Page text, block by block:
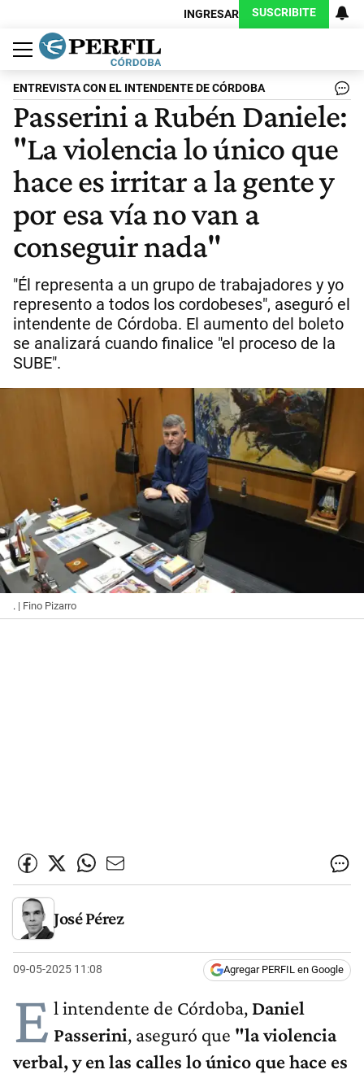
INGRESAR SUSCRIBITE
Política
Economía
Judiciales
Sociedad
Cultura
Espectáculos
Deportes
Protagonistas
ENTREVISTA CON EL INTENDENTE DE CÓRDOBA
Passerini a Rubén Daniele:
"La violencia lo único que
hace es irritar a la gente y
por esa vía no van a
conseguir nada"
"Él representa a un grupo de trabajadores y yo
represento a todos los cordobeses", aseguró el
intendente de Córdoba. El aumento del boleto
se analizará cuando finalice "el proceso de la
SUBE".
. | Fino Pizarro
José Pérez
09-05-2025 11:08 Agregar PERFIL en Google
E l intendente de Córdoba, Daniel
Passerini, aseguró que "la violencia
verbal, y en las calles lo único que hace es